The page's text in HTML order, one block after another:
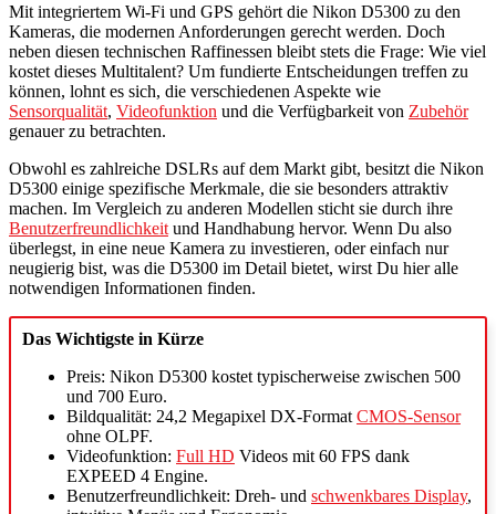
Mit integriertem Wi-Fi und GPS gehört die Nikon D5300 zu den
Kameras, die modernen Anforderungen gerecht werden. Doch
neben diesen technischen Raffinessen bleibt stets die Frage: Wie viel
kostet dieses Multitalent? Um fundierte Entscheidungen treffen zu
können, lohnt es sich, die verschiedenen Aspekte wie
Sensorqualität, Videofunktion und die Verfügbarkeit von Zubehör
genauer zu betrachten.
Obwohl es zahlreiche DSLRs auf dem Markt gibt, besitzt die Nikon
D5300 einige spezifische Merkmale, die sie besonders attraktiv
machen. Im Vergleich zu anderen Modellen sticht sie durch ihre
Benutzerfreundlichkeit und Handhabung hervor. Wenn Du also
überlegst, in eine neue Kamera zu investieren, oder einfach nur
neugierig bist, was die D5300 im Detail bietet, wirst Du hier alle
notwendigen Informationen finden.
Das Wichtigste in Kürze
Preis: Nikon D5300 kostet typischerweise zwischen 500
und 700 Euro.
Bildqualität: 24,2 Megapixel DX-Format CMOS-Sensor
ohne OLPF.
Videofunktion: Full HD Videos mit 60 FPS dank
EXPEED 4 Engine.
Benutzerfreundlichkeit: Dreh- und schwenkbares Display,